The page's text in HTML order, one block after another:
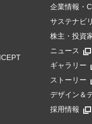
企業情報・
サステナビ
株主・投資
ニュース
ギャラリー
ストーリー
デザイン＆
採用情報